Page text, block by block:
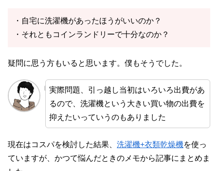
・自宅に洗濯機があったほうがいいのか？
・それともコインランドリーで十分なのか？
疑問に思う方もいると思います。僕もそうでした。
実際問題、引っ越し当初はいろいろ出費があ
るので、洗濯機という大きい買い物の出費を
抑えたいっていうのもありました
現在はコスパを検討した結果、 洗濯機+衣類乾燥機を使っ
ていますが、かつて悩んだときのメモから記事にまとめま